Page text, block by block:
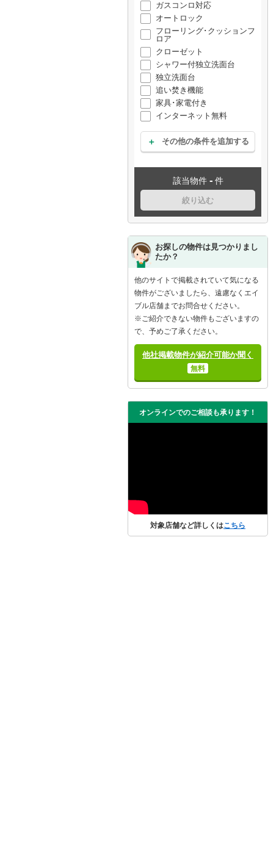
ガスコンロ対応
オートロック
フローリング･クッションフ
ロア
クローゼット
シャワー付独立洗面台
独立洗面台
追い焚き機能
家具･家電付き
インターネット無料
その他の条件を追加する
該当物件 - 件
絞り込む
お探しの物件は見つかりまし
たか？
他のサイトで掲載されていて気になる
物件がございましたら、遠慮なくエイ
ブル店舗までお問合せください。
※ご紹介できない物件もございますの
で、予めご了承ください。
他社掲載物件が紹介可能か聞く
無料
オンラインでのご相談も承ります！
対象店舗など詳しくはこちら